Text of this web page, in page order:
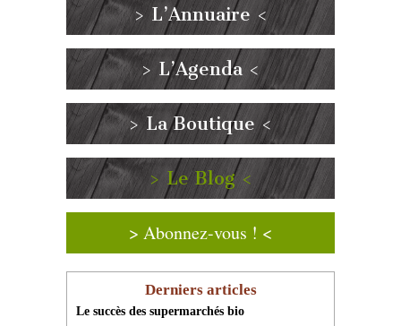
> L’Annuaire <
> L’Agenda <
> La Boutique <
> Le Blog <
> Abonnez-vous ! <
Derniers articles
Le succès des supermarchés bio